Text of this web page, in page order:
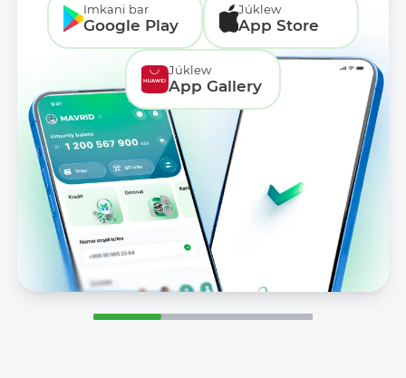
Imkani bar
Google Play
Júklew
App Store
Júklew
App Gallery